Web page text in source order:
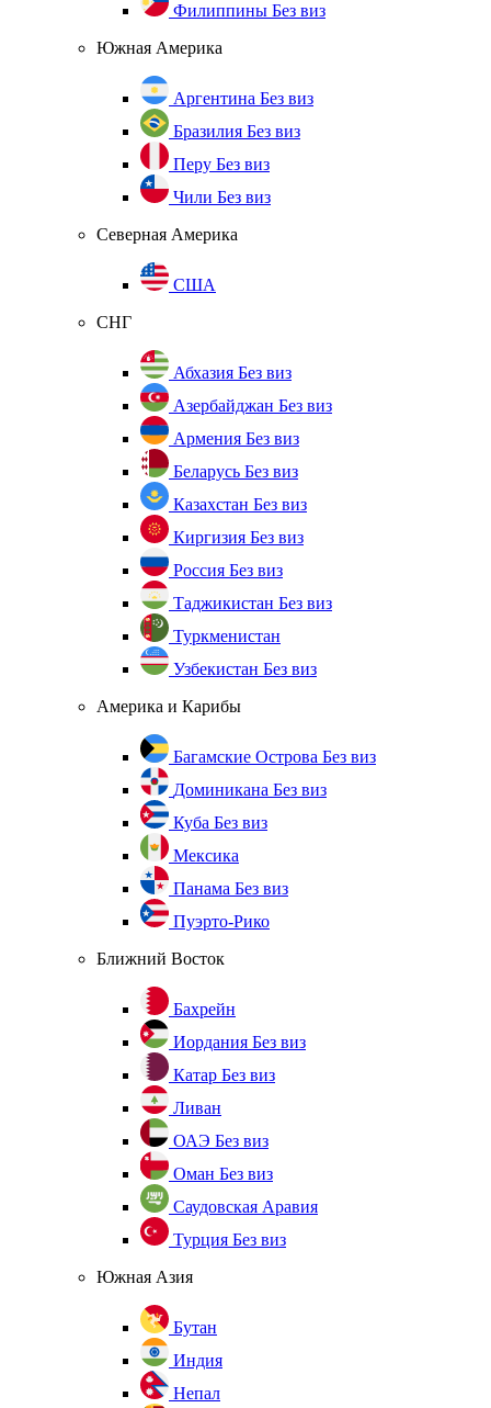
Филиппины Без виз
Южная Америка
Аргентина Без виз
Бразилия Без виз
Перу Без виз
Чили Без виз
Северная Америка
США
СНГ
Абхазия Без виз
Азербайджан Без виз
Армения Без виз
Беларусь Без виз
Казахстан Без виз
Киргизия Без виз
Россия Без виз
Таджикистан Без виз
Туркменистан
Узбекистан Без виз
Америка и Карибы
Багамские Острова Без виз
Доминикана Без виз
Куба Без виз
Мексика
Панама Без виз
Пуэрто-Рико
Ближний Восток
Бахрейн
Иордания Без виз
Катар Без виз
Ливан
ОАЭ Без виз
Оман Без виз
Саудовская Аравия
Турция Без виз
Южная Азия
Бутан
Индия
Непал